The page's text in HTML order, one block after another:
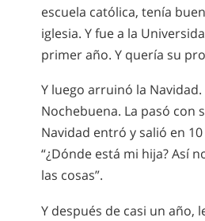
escuela católica, tenía
iglesia. Y fue a la
primer año. Y quería su
Y luego arruinó la
Nochebuena. La pasó con
Navidad entró y salió en
“¿Dónde está mi hija? Así
las cosas”.
Y después de casi un año,